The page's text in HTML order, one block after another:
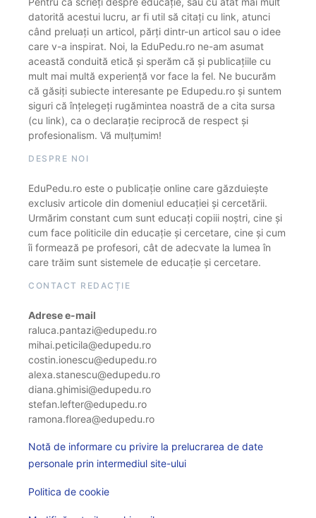
datorită acestui lucru, ar fi util să citați cu link, atunci
când preluați un articol, părți dintr-un articol sau o idee
care v-a inspirat. Noi, la EduPedu.ro ne-am asumat
această conduită etică și sperăm că și publicațiile cu
mult mai multă experiență vor face la fel. Ne bucurăm
că găsiți subiecte interesante pe Edupedu.ro și suntem
siguri că înțelegeți rugămintea noastră de a cita sursa
(cu link), ca o declarație reciprocă de respect și
profesionalism. Vă mulțumim!
DESPRE NOI
EduPedu.ro este o publicație online care găzduiește
exclusiv articole din domeniul educației și cercetării.
Urmărim constant cum sunt educați copiii noștri, cine și
cum face politicile din educație și cercetare, cine și cum
îi formează pe profesori, cât de adecvate la lumea în
care trăim sunt sistemele de educație și cercetare.
CONTACT REDACȚIE
Adrese e-mail
raluca.pantazi@edupedu.ro
mihai.peticila@edupedu.ro
costin.ionescu@edupedu.ro
alexa.stanescu@edupedu.ro
diana.ghimisi@edupedu.ro
stefan.lefter@edupedu.ro
ramona.florea@edupedu.ro
Notă de informare cu privire la prelucrarea de date
personale prin intermediul site-ului
Politica de cookie